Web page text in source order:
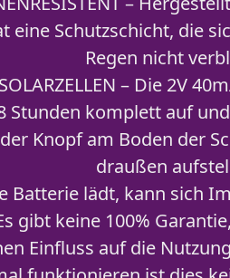
eine Schutzschicht, die
Regen nicht
– Die 2V
Stunden komplett auf
Knopf am Boden der
draußen
Batterie lädt, kann sich
gibt keine 100%
Einfluss auf die